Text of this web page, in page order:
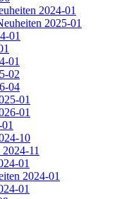
2024-01
2025-01
01
01
02
04
01
01
10
11
01
2024-01
01